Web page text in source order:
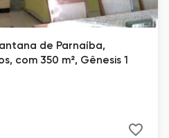
de Parnaíba,
com 350 m², Gênesis 1